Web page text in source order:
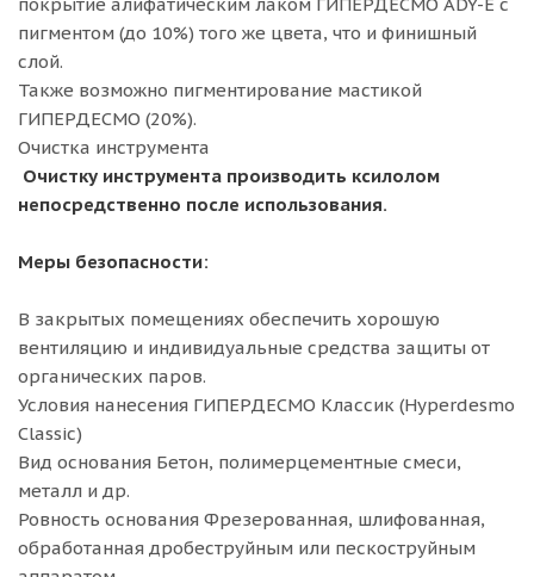
пигментом (до 10%) того же цвета, что и финишный
слой.
Также возможно пигментирование мастикой
ГИПЕРДЕСМО (20%).
Очистка инструмента
Очистку инструмента производить ксилолом
непосредственно после использования.
Меры безопасности:
В закрытых помещениях обеспечить хорошую
вентиляцию и индивидуальные средства защиты от
органических паров.
Условия нанесения ГИПЕРДЕСМО Классик (Hyperdesmo
Classic)
Вид основания Бетон, полимерцементные смеси,
металл и др.
Ровность основания Фрезерованная, шлифованная,
обработанная дробеструйным или пескоструйным